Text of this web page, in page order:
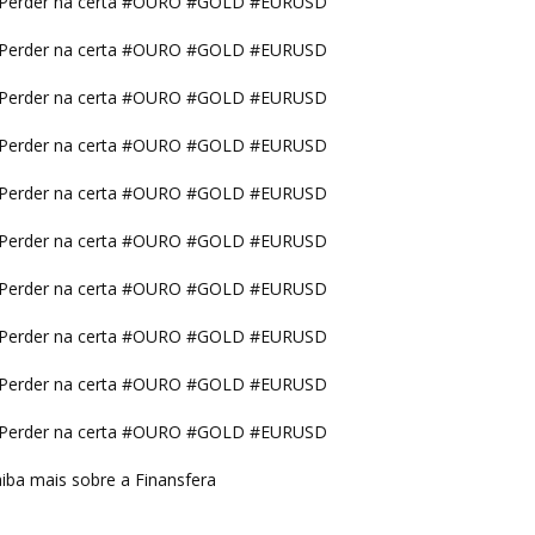
na certa #OURO #GOLD #EURUSD
na certa #OURO #GOLD #EURUSD
na certa #OURO #GOLD #EURUSD
na certa #OURO #GOLD #EURUSD
na certa #OURO #GOLD #EURUSD
na certa #OURO #GOLD #EURUSD
na certa #OURO #GOLD #EURUSD
na certa #OURO #GOLD #EURUSD
na certa #OURO #GOLD #EURUSD
mais sobre a Finansfera